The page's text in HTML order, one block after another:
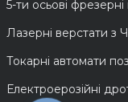
5-ти осьові
Лазерні верстати з
Токарні автомати
Електроерозійні